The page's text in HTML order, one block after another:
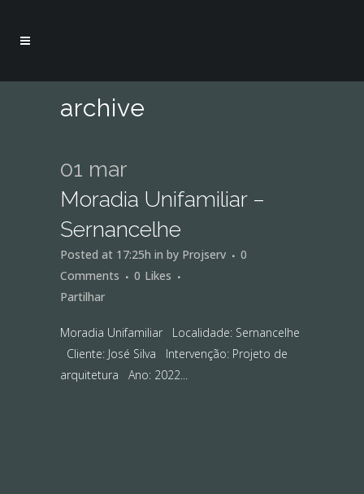
archive
01 mar
Moradia Unifamiliar –
Sernancelhe
Posted at 17:25h in by Projserv
0
Comments
0 Likes
Partilhar
Moradia Unifamiliar Localidade: Sernancelhe
Cliente: José Silva Intervenção: Projeto de
arquitetura Ano: 2022...